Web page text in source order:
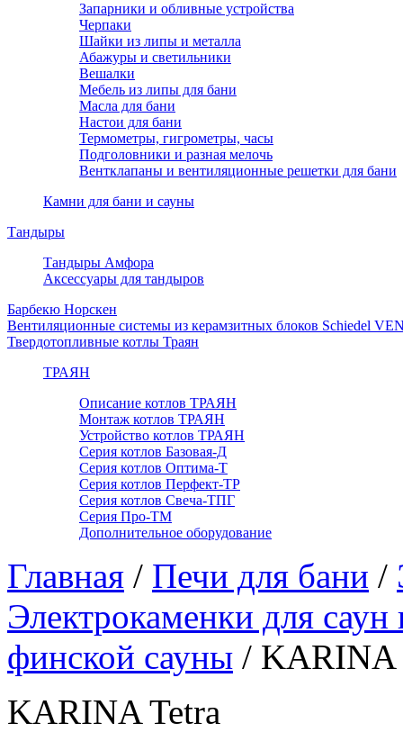
Запарники и обливные устройства
Черпаки
Шайки из липы и металла
Абажуры и светильники
Вешалки
Мебель из липы для бани
Масла для бани
Настои для бани
Термометры, гигрометры, часы
Подголовники и разная мелочь
Вентклапаны и вентиляционные решетки для бани
Камни для бани и сауны
Тандыры
Тандыры Амфора
Аксессуары для тандыров
Барбекю Норскен
Вентиляционные системы из керамзитных блоков Schiedel
Твердотопливные котлы Траян
ТРАЯН
Описание котлов ТРАЯН
Монтаж котлов ТРАЯН
Устройство котлов ТРАЯН
Серия котлов Базовая-Д
Серия котлов Оптима-Т
Серия котлов Перфект-ТР
Серия котлов Свеча-ТПГ
Серия Про-ТМ
Дополнительное оборудование
Главная / Печи для бани /
Электрокаменки для
финской сауны / KARINA
KARINA Tetra